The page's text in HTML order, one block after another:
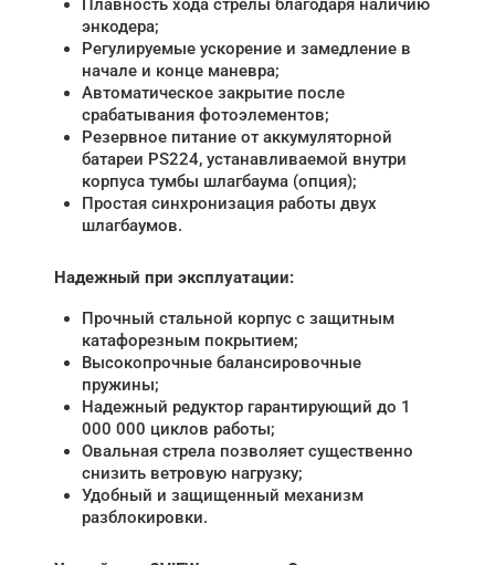
Плавность хода стрелы благодаря наличию
энкодера;
Регулируемые ускорение и замедление в
начале и конце маневра;
Автоматическое закрытие после
срабатывания фотоэлементов;
Резервное питание от аккумуляторной
батареи PS224, устанавливаемой внутри
корпуса тумбы шлагбаума (опция);
Простая синхронизация работы двух
шлагбаумов.
Надежный при эксплуатации:
Прочный стальной корпус с защитным
катафорезным покрытием;
Высокопрочные балансировочные
пружины;
Надежный редуктор гарантирующий до 1
000 000 циклов работы;
Овальная стрела позволяет существенно
снизить ветровую нагрузку;
Удобный и защищенный механизм
разблокировки.